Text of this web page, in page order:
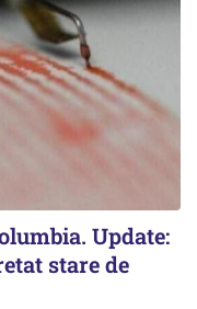
Update:
stare de